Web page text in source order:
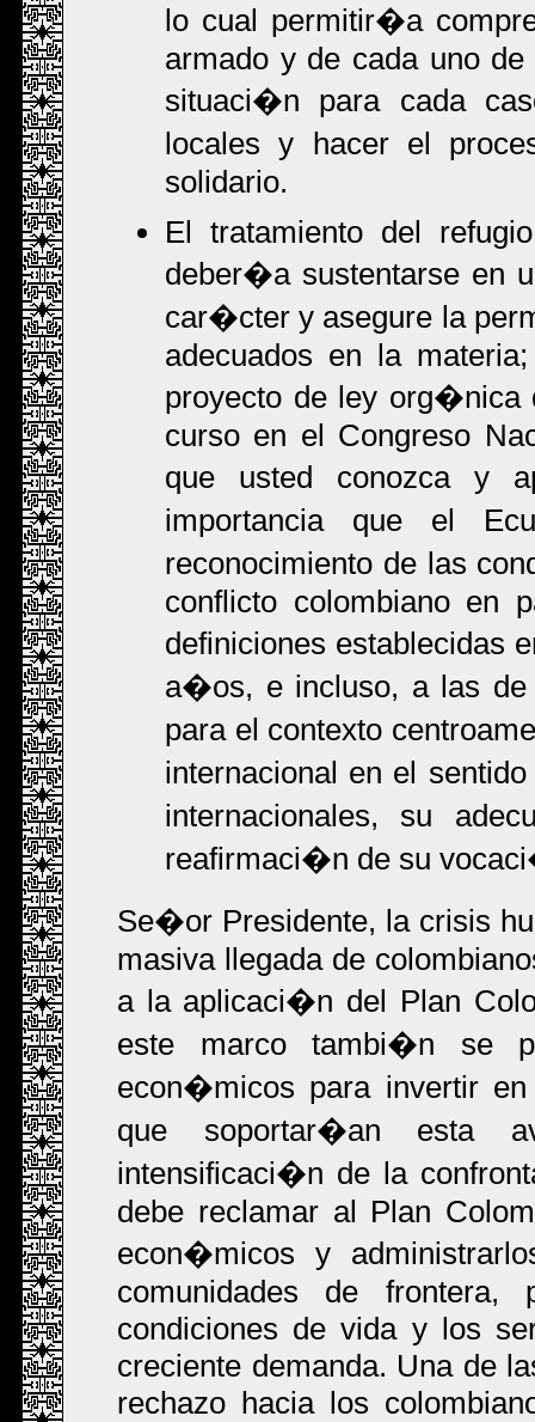
lo cual permitir�a
armado y de cada uno
situaci�n para cada
locales y hacer el
solidario.
El tratamiento del
deber�a sustentarse en
car�cter y asegure la
adecuados en la
proyecto de ley org�nica
curso en el Congreso
que usted conozca y
importancia que el
reconocimiento de las
conflicto colombiano en
definiciones establecidas
a�os, e incluso, a las de
para el contexto
internacional en el
internacionales, su
reafirmaci�n de su
Se�or Presidente, la crisis
masiva llegada de
a la aplicaci�n del Plan
este marco tambi�n se
econ�micos para invertir
que soportar�an esta
intensificaci�n de la
debe reclamar al Plan
econ�micos y
comunidades de
condiciones de vida y los
creciente demanda. Una de
rechazo hacia los